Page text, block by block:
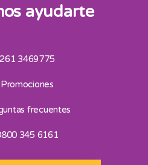
ayudarte
261 3469775
Promociones
frecuentes
345 6161